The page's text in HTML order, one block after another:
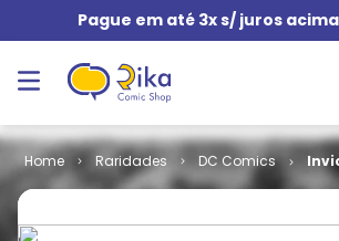
Pague em até 3x s/ juros acima
Raridades DC Comics